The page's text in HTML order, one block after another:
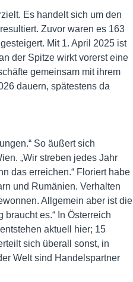
Es handelt sich um den
Zuvor waren es 163
Mit 1. April 2025 ist
der Spitze wirkt vorerst eine
gemeinsam mit ihrem
dauern, spätestens da
So äußert sich
„Wir streben jedes Jahr
das erreichen.“ Floriert habe
und Rumänien. Verhalten
Allgemein aber ist die
es.“ In Österreich
aktuell hier; 15
sich überall sonst, in
Welt sind Handelspartner